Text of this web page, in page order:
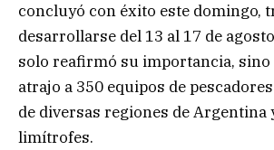
concluyó con éxito este domingo,
desarrollarse del 13 al 17 de
solo reafirmó su importancia, sino
atrajo a 350 equipos de
de diversas regiones de Argentina
limítrofes.